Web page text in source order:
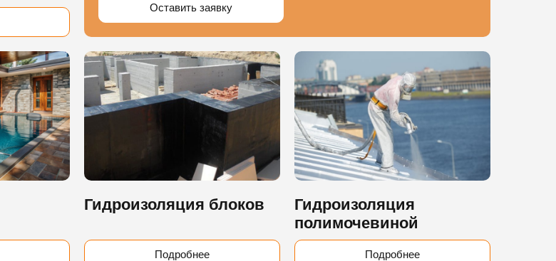
Оставить заявку
Гидроизоляция блоков
Подробнее
Гидроизоляция
полимочевиной
Подробнее